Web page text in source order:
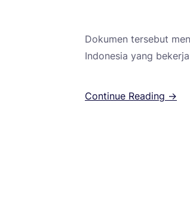
Dokumen tersebut
Indonesia yang
Continue Reading →